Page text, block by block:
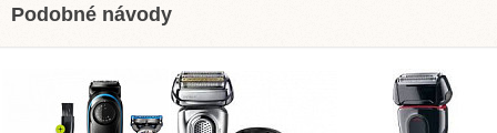
Podobné návody